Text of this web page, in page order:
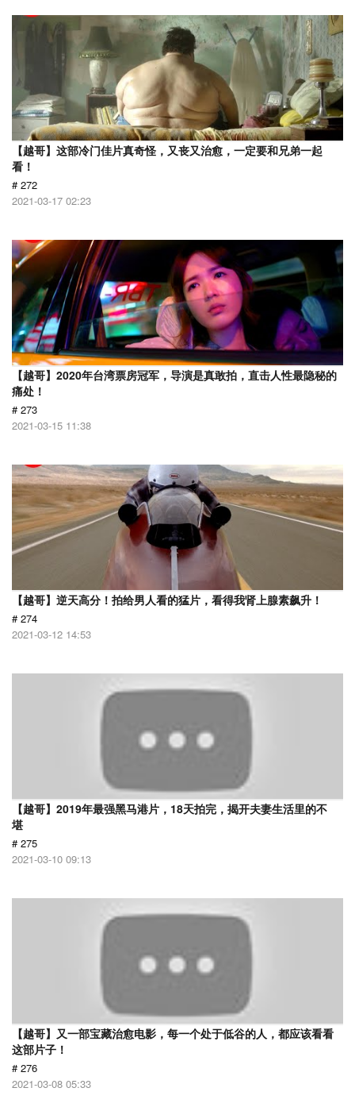
【越哥】这部冷门佳片真奇怪，又丧又治愈，一定要和兄弟一起
看！
# 272
2021-03-17 02:23
【越哥】2020年台湾票房冠军，导演是真敢拍，直击人性最隐秘的
痛处！
# 273
2021-03-15 11:38
【越哥】逆天高分！拍给男人看的猛片，看得我肾上腺素飙升！
# 274
2021-03-12 14:53
【越哥】2019年最强黑马港片，18天拍完，揭开夫妻生活里的不
堪
# 275
2021-03-10 09:13
【越哥】又一部宝藏治愈电影，每一个处于低谷的人，都应该看看
这部片子！
# 276
2021-03-08 05:33